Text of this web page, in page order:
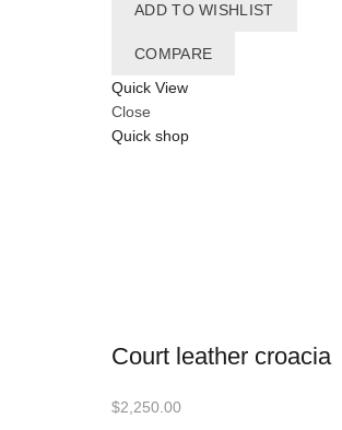
ADD TO WISHLIST
COMPARE
Quick View
Close
Quick shop
Court leather croacia
$2,250.00